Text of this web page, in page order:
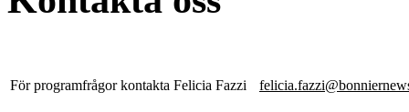
För programfrågor kontakta Felicia Fazzi